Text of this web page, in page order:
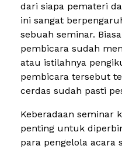
dari siapa pemateri
ini sangat
sebuah seminar.
pembicara sudah
atau istilahnya
pembicara tersebut
cerdas sudah pasti
Keberadaan seminar
penting untuk
para pengelola acara